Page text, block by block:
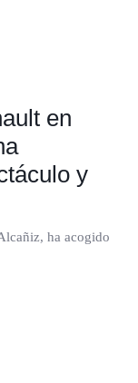
en
y
ha acogido